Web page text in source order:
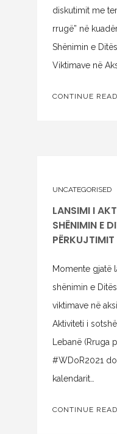
diskutimit me
rrugë” në
Shënimin e
Viktimave në
CONTINUE
UNCATEGORISED
LANSIMI I
SHËNIMIN E
PËRKUJTIMIT
Momente gjatë
shënimin e
viktimave në
Aktiviteti i
Lebanë (Rruga
#WDoR2021
kalendarit…
CONTINUE